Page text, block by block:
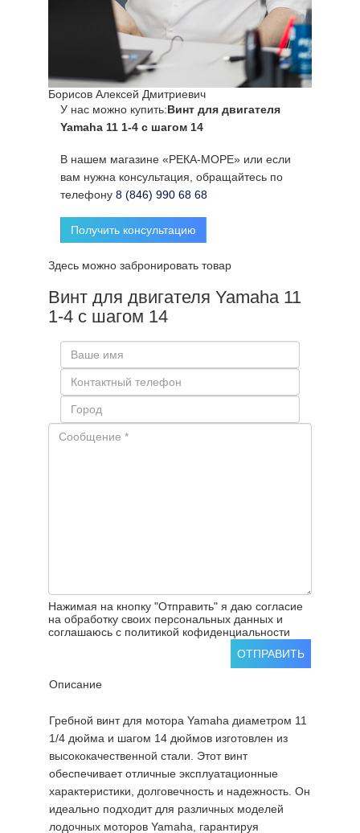
Борисов Алексей Дмитриевич
У нас можно купить:Винт для двигателя
Yamaha 11 1-4 с шагом 14
В нашем магазине «РЕКА-МОРЕ» или если
вам нужна консультация, обращайтесь по
телефону 8 (846) 990 68 68
Получить консультацию
Здесь можно забронировать товар
Винт для двигателя Yamaha 11
1-4 с шагом 14
Нажимая на кнопку "Отправить" я даю согласие
на обработку своих персональных данных и
соглашаюсь с политикой кофиденциальности
ОТПРАВИТЬ
Описание
Гребной винт для мотора Yamaha диаметром 11
1/4 дюйма и шагом 14 дюймов изготовлен из
высококачественной стали. Этот винт
обеспечивает отличные эксплуатационные
характеристики, долговечность и надежность. Он
идеально подходит для различных моделей
лодочных моторов Yamaha, гарантируя